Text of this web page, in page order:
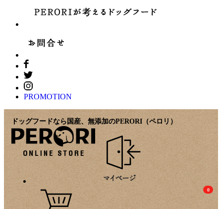
PROMOTION
ドッグフードなら国産、無添加のPERORI（ペロリ）
0